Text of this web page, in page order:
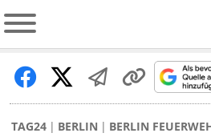
TAG24 BERLIN BERLIN